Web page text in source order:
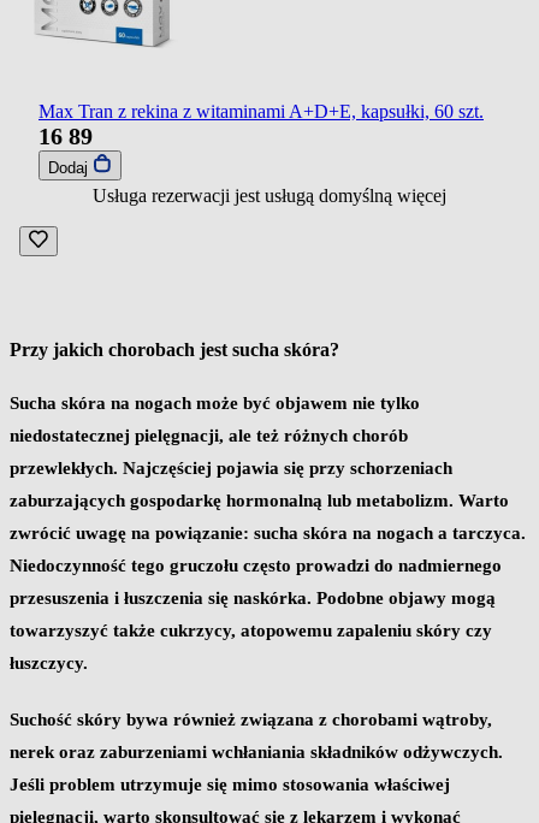
Max Tran z rekina z witaminami A+D+E, kapsułki, 60 szt.
16 89
Dodaj
Usługa rezerwacji jest usługą domyślną więcej
Przy jakich chorobach jest sucha skóra?
Sucha skóra na nogach może być objawem nie tylko
niedostatecznej pielęgnacji, ale też różnych chorób
przewlekłych. Najczęściej pojawia się przy schorzeniach
zaburzających gospodarkę hormonalną lub metabolizm. Warto
zwrócić uwagę na powiązanie: sucha skóra na nogach a tarczyca.
Niedoczynność tego gruczołu często prowadzi do nadmiernego
przesuszenia i łuszczenia się naskórka. Podobne objawy mogą
towarzyszyć także cukrzycy, atopowemu zapaleniu skóry czy
łuszczycy.
Suchość skóry bywa również związana z chorobami wątroby,
nerek oraz zaburzeniami wchłaniania składników odżywczych.
Jeśli problem utrzymuje się mimo stosowania właściwej
pielęgnacji, warto skonsultować się z lekarzem i wykonać